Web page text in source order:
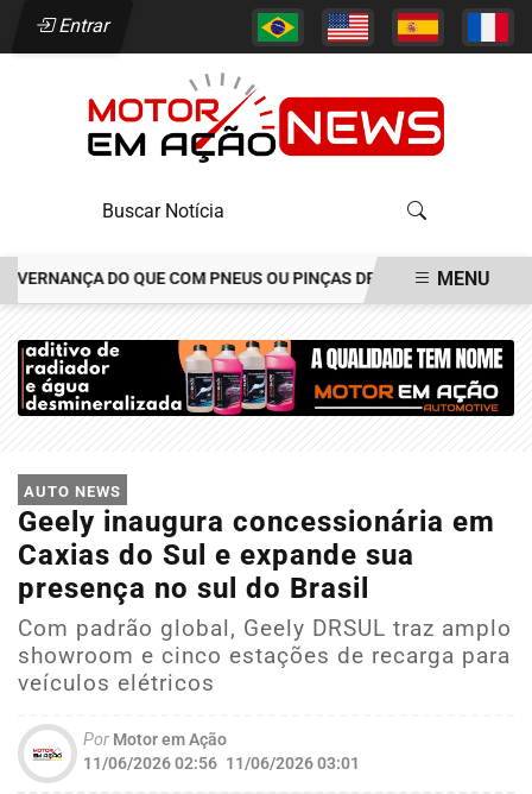
Entrar
DO QUE COM PNEUS OU PINÇAS DE FREIOS CONSÓRCIO
MENU
AUTO NEWS
Geely inaugura concessionária em
Caxias do Sul e expande sua
presença no sul do Brasil
Com padrão global, Geely DRSUL traz amplo
showroom e cinco estações de recarga para
veículos elétricos
Por Motor em Ação
11/06/2026 02:56 11/06/2026 03:01